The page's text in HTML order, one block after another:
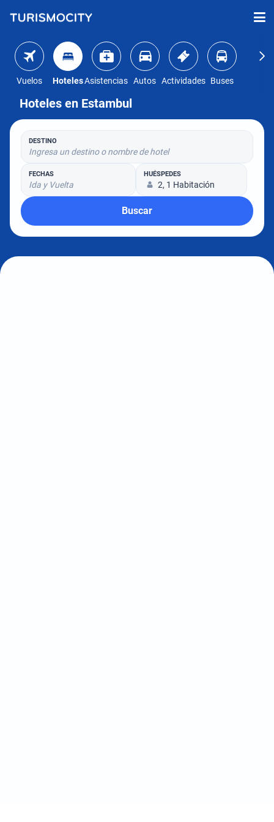
Vuelos HotelesAsistencias Autos Actividades Buses
Hoteles en Estambul
DESTINO
Ingresa un destino o nombre de hotel
FECHAS
Ida y Vuelta
HUÉSPEDES
2, 1 Habitación
Buscar